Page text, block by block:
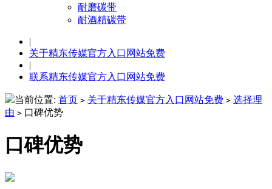
耐磨碳带
耐酒精碳带
|
关于精东传媒官方入口网站免费
|
联系精东传媒官方入口网站免费
当前位置: 首页 > 关于精东传媒官方入口网站免费 > 选择理
由 > 口碑优势
口碑优势